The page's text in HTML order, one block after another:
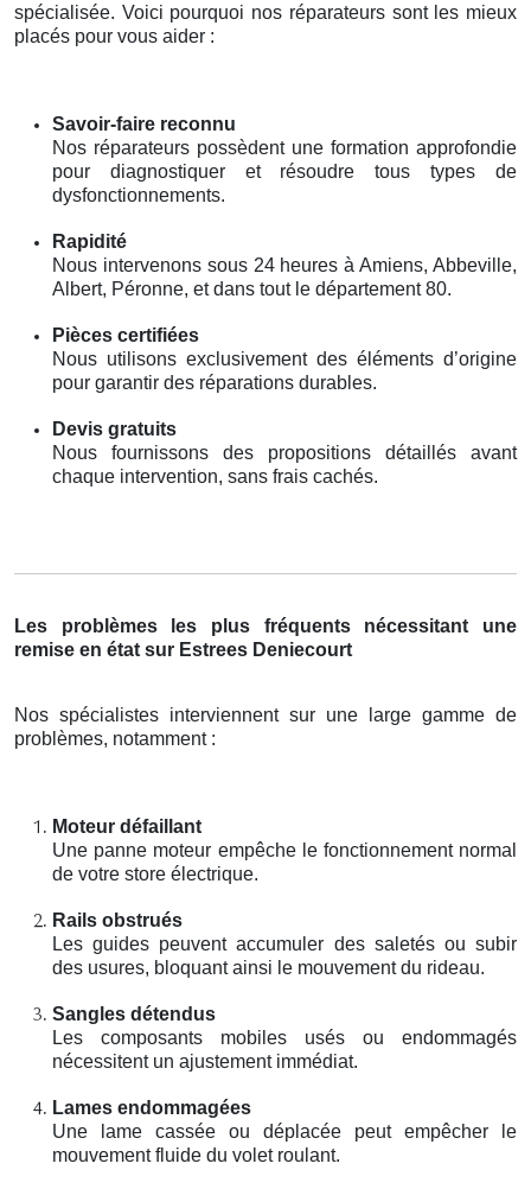
spécialisée. Voici pourquoi nos réparateurs sont les mieux
placés pour vous aider :
Savoir-faire reconnu
Nos réparateurs possèdent une formation approfondie
pour diagnostiquer et résoudre tous types de
dysfonctionnements.
Rapidité
Nous intervenons sous 24 heures à Amiens, Abbeville,
Albert, Péronne, et dans tout le département 80.
Pièces certifiées
Nous utilisons exclusivement des éléments d’origine
pour garantir des réparations durables.
Devis gratuits
Nous fournissons des propositions détaillés avant
chaque intervention, sans frais cachés.
Les problèmes les plus fréquents nécessitant une
remise en état sur Estrees Deniecourt
Nos spécialistes interviennent sur une large gamme de
problèmes, notamment :
Moteur défaillant
Une panne moteur empêche le fonctionnement normal
de votre store électrique.
Rails obstrués
Les guides peuvent accumuler des saletés ou subir
des usures, bloquant ainsi le mouvement du rideau.
Sangles détendus
Les composants mobiles usés ou endommagés
nécessitent un ajustement immédiat.
Lames endommagées
Une lame cassée ou déplacée peut empêcher le
mouvement fluide du volet roulant.